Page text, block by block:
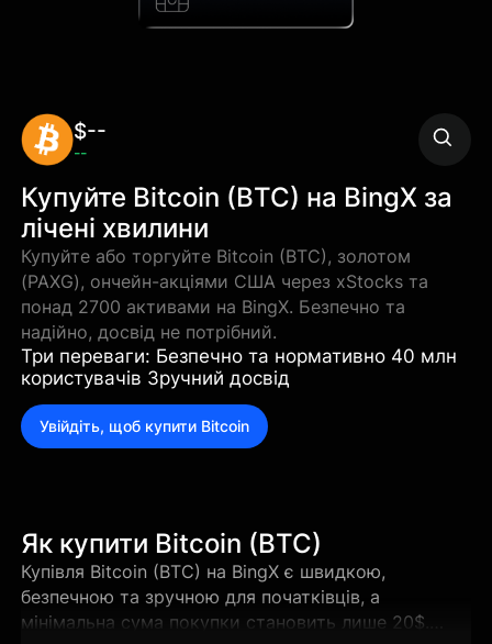
$--
--
Купуйте Bitcoin (BTC) на BingX за
лічені хвилини
Купуйте або торгуйте Bitcoin (BTC), золотом
(PAXG), ончейн-акціями США через xStocks та
понад 2700 активами на BingX. Безпечно та
надійно, досвід не потрібний.
Три переваги: Безпечно та нормативно 40 млн
користувачів Зручний досвід
Увійдіть, щоб купити Bitcoin
Як купити Bitcoin (BTC)
Купівля Bitcoin (BTC) на BingX є швидкою,
безпечною та зручною для початківців, а
мінімальна сума покупки становить лише 20$.